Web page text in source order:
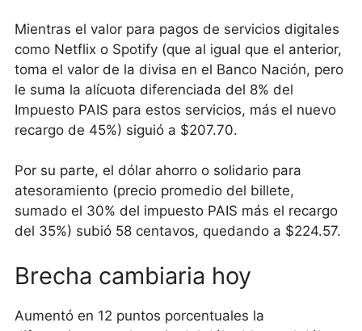
Mientras el valor para pagos de servicios digitales
como Netflix o Spotify (que al igual que el anterior,
toma el valor de la divisa en el Banco Nación, pero
le suma la alícuota diferenciada del 8% del
Impuesto PAIS para estos servicios, más el nuevo
recargo de 45%) siguió a $207.70.
Por su parte, el dólar ahorro o solidario para
atesoramiento (precio promedio del billete,
sumado el 30% del impuesto PAIS más el recargo
del 35%) subió 58 centavos, quedando a $224.57.
Brecha cambiaria hoy
Aumentó en 12 puntos porcentuales la